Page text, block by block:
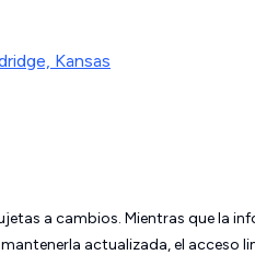
Kansas
a cambios. Mientras que la
actualizada, el acceso